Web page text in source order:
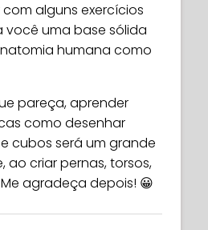
alguns exercícios
você uma base sólida
humana como
pareça, aprender
como desenhar
cubos será um grande
ao criar pernas, torsos,
agradeça depois! 😀